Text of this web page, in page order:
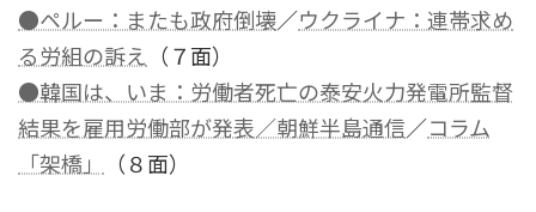
●ペルー：またも政府倒壊／ウクライナ：連帯求め
る労組の訴え （７面）
●韓国は、いま：労働者死亡の泰安火力発電所監督
結果を雇用労働部が発表／朝鮮半島通信／コラム
「架橋」
（８面）